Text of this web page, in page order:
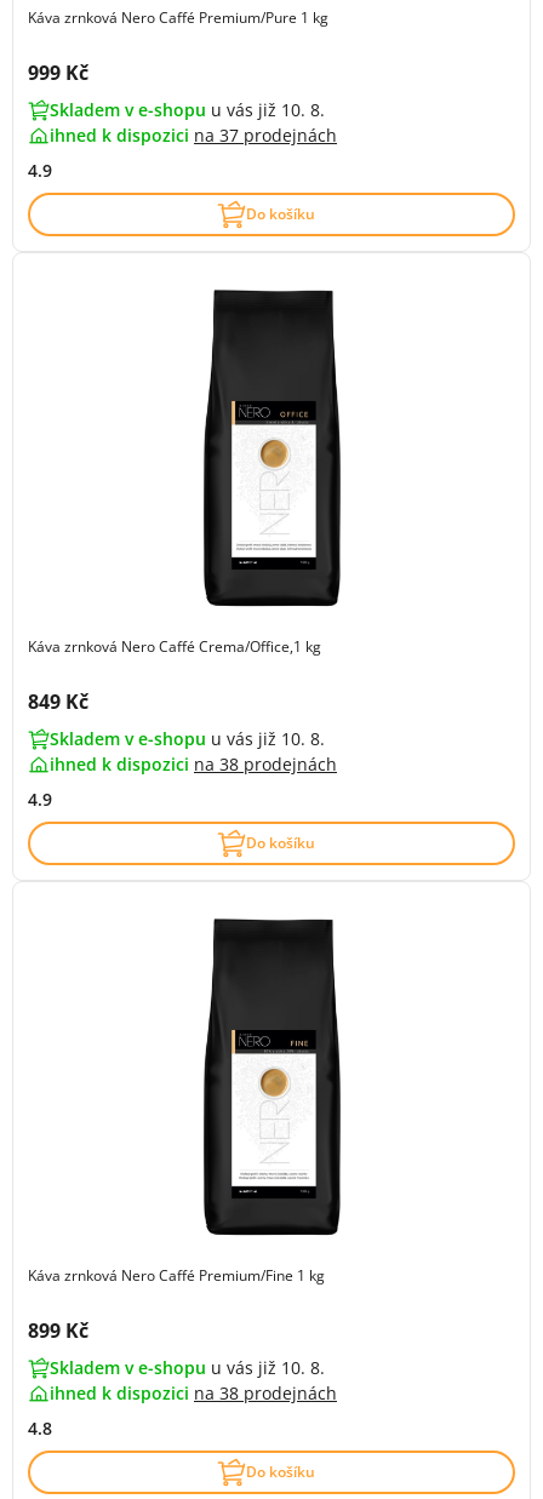
Káva zrnková Nero Caffé Premium/Pure 1 kg
Cena s DPH:
999 Kč
Skladem v e-shopu u vás již 10. 8.
ihned k dispozici na 37 prodejnách
4.9
Do košíku
Káva zrnková Nero Caffé Crema/Office,1 kg
Cena s DPH:
849 Kč
Skladem v e-shopu u vás již 10. 8.
ihned k dispozici na 38 prodejnách
4.9
Do košíku
Káva zrnková Nero Caffé Premium/Fine 1 kg
Cena s DPH:
899 Kč
Skladem v e-shopu u vás již 10. 8.
ihned k dispozici na 38 prodejnách
4.8
Do košíku